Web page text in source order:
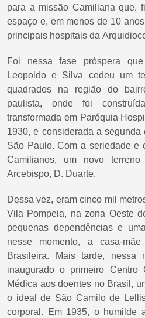
para a missão Camiliana que,
espaço e, em menos de 10
principais hospitais da
Foi nessa fase próspera
Leopoldo e Silva cedeu um
quadrados na região do
paulista, onde foi
transformada em Paróquia
1930, e considerada a
São Paulo. Com a seriedade e
Camilianos, um novo
Arcebispo, D. Duarte.
Dessa vez, eram cinco mil
Vila Pompeia, na zona Oeste
pequenas dependências e
nesse momento, a casa-
Brasileira. Mais tarde, nessa
inaugurado o primeiro Centro
Médica aos doentes no Brasil,
o ideal de São Camilo de
corporal. Em 1935, o humilde